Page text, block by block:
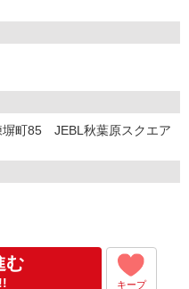
能です。
務経歴書を頂くケースがあ
用決定となります。
ます。
お受けいただきます。
してご就業いただきます。
町85 JEBL秋葉原スクエア
む
キープ